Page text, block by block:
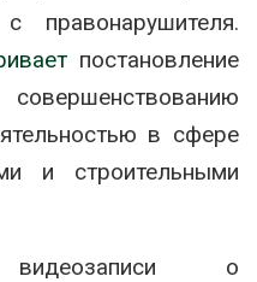
правонарушителя.
постановление
в сфере
и строительными
о